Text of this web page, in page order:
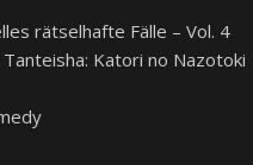
rätselhafte Fälle – Vol. 4
Katori no Nazotoki